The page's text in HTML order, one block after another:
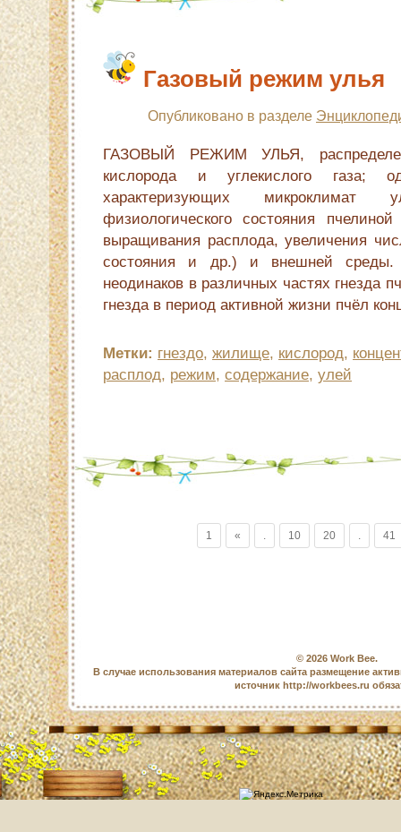
Газовый режим улья
Опубликовано в разделе
ГАЗОВЫЙ РЕЖИМ УЛЬЯ,
кислорода и углекислого газа;
характеризующих
физиологического состояния
выращивания расплода, увеличения
состояния и др.) и внешней
неодинаков в различных частях гнезда
гнезда в период активной жизни пчёл
Метки: гнездо, жилище, кислород,
расплод, режим, содержание, улей
1 « . 10 20 . 41
© 2026 Work Bee.
В случае использования материалов сайта размещение
источник http://workbees.ru